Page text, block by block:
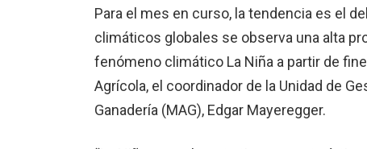
Para el mes en curso, la tendencia es el
climáticos globales se observa una alta
fenómeno climático La Niña a partir de
Agrícola, el coordinador de la Unidad de
Ganadería (MAG), Edgar Mayeregger.